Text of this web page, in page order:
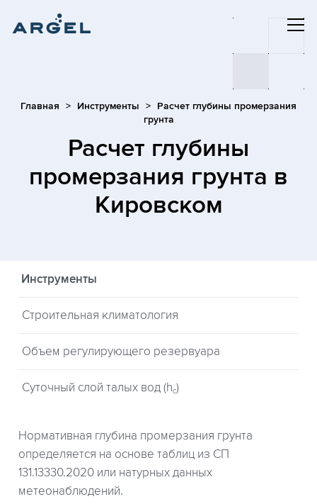
Главная Инструменты
Расчет глубины промерзания
грунта
Расчет глубины
промерзания грунта в
Кировском
Инструменты
Строительная климатология
Объем регулирующего резервуара
Суточный слой талых вод (hc)
Нормативная глубина промерзания грунта
определяется на основе таблиц из СП
131.13330.2020 или натурных данных
метеонаблюдений.